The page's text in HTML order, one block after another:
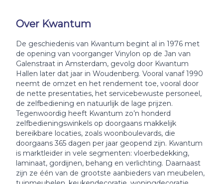
Over Kwantum
De geschiedenis van Kwantum begint al in 1976 met
de opening van voorganger Vinylon op de Jan van
Galenstraat in Amsterdam, gevolg door Kwantum
Hallen later dat jaar in Woudenberg. Vooral vanaf 1990
neemt de omzet en het rendement toe, vooral door
de nette presentaties, het servicebewuste personeel,
de zelfbediening en natuurlijk de lage prijzen.
Tegenwoordig heeft Kwantum zo’n honderd
zelfbedieningswinkels op doorgaans makkelijk
bereikbare locaties, zoals woonboulevards, die
doorgaans 365 dagen per jaar geopend zijn. Kwantum
is marktleider in vele segmenten: vloerbedekking,
laminaat, gordijnen, behang en verlichting. Daarnaast
zijn ze één van de grootste aanbieders van meubelen,